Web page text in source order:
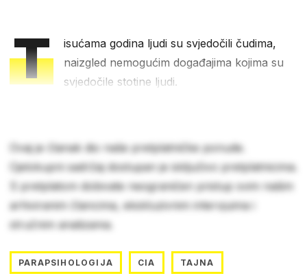
T
isućama godina ljudi su svjedočili čudima,
naizgled nemogućim događajima kojima su
svjedočile stotine ljudi.
Ovaj je članak dio naše pretplatničke ponude.
Cjelokupni sadržaj dostupan je isključivo pretplatnicima.
S pretplatom dobivate neograničen pristup svim našim
arhiviranim člancima, ekskluzivnim intervjuima i
stručnim analizama.
PARAPSIHOLOGIJA CIA TAJNA